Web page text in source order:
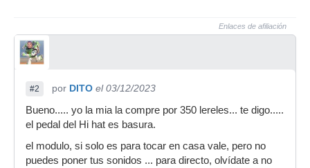
Enlaces de afiliación
#2 por DITO el 03/12/2023
Bueno..... yo la mia la compre por 350 lereles... te digo.....
el pedal del Hi hat es basura.
el modulo, si solo es para tocar en casa vale, pero no
puedes poner tus sonidos ... para directo, olvídate a no